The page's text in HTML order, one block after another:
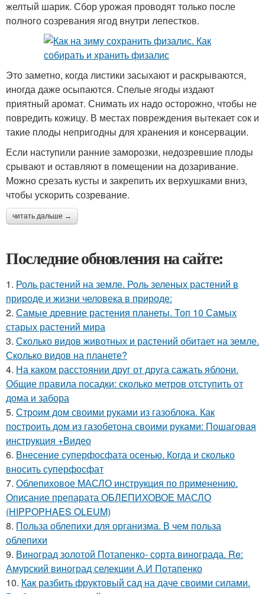
желтый шарик. Сбор урожая проводят только после
полного созревания ягод внутри лепестков.
Это заметно, когда листики засыхают и раскрываются,
иногда даже осыпаются. Спелые ягоды издают
приятный аромат. Снимать их надо осторожно, чтобы не
повредить кожицу. В местах повреждения вытекает сок и
такие плоды непригодны для хранения и консервации.
Если наступили ранние заморозки, недозревшие плоды
срывают и оставляют в помещении на дозаривание.
Можно срезать кусты и закрепить их верхушками вниз,
чтобы ускорить созревание.
читать дальше →
Последние обновления на сайте:
1. Роль растений на земле. Роль зеленых растений в
природе и жизни человека в природе:
2. Самые древние растения планеты. Топ 10 Самых
старых растений мира
3. Сколько видов животных и растений обитает на земле.
Сколько видов на планете?
4. На каком расстоянии друг от друга сажать яблони.
Общие правила посадки: сколько метров отступить от
дома и забора
5. Строим дом своими руками из газоблока. Как
построить дом из газобетона своими руками: Пошаговая
инструкция +Видео
6. Внесение суперфосфата осенью. Когда и сколько
вносить суперфосфат
7. Облепиховое МАСЛО инструкция по применению.
Описание препарата ОБЛЕПИХОВОЕ МАСЛО
(HIPPOPHAES OLEUM)
8. Польза облепихи для организма. В чем польза
облепихи
9. Виноград золотой Потапенко- сорта винограда. Re:
Амурский виноград селекции А.И Потапенко
10. Как разбить фруктовый сад на даче своими силами.